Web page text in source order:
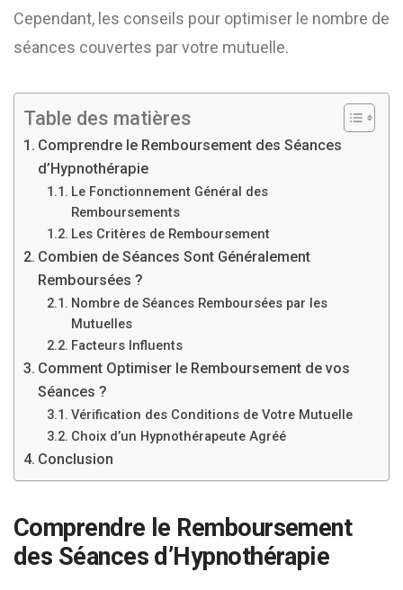
Cependant, les conseils pour optimiser le nombre de
séances couvertes par votre mutuelle.
Table des matières
Comprendre le Remboursement des Séances
d’Hypnothérapie
Le Fonctionnement Général des
Remboursements
Les Critères de Remboursement
Combien de Séances Sont Généralement
Remboursées ?
Nombre de Séances Remboursées par les
Mutuelles
Facteurs Influents
Comment Optimiser le Remboursement de vos
Séances ?
Vérification des Conditions de Votre Mutuelle
Choix d’un Hypnothérapeute Agréé
Conclusion
Comprendre le Remboursement
des Séances d’Hypnothérapie